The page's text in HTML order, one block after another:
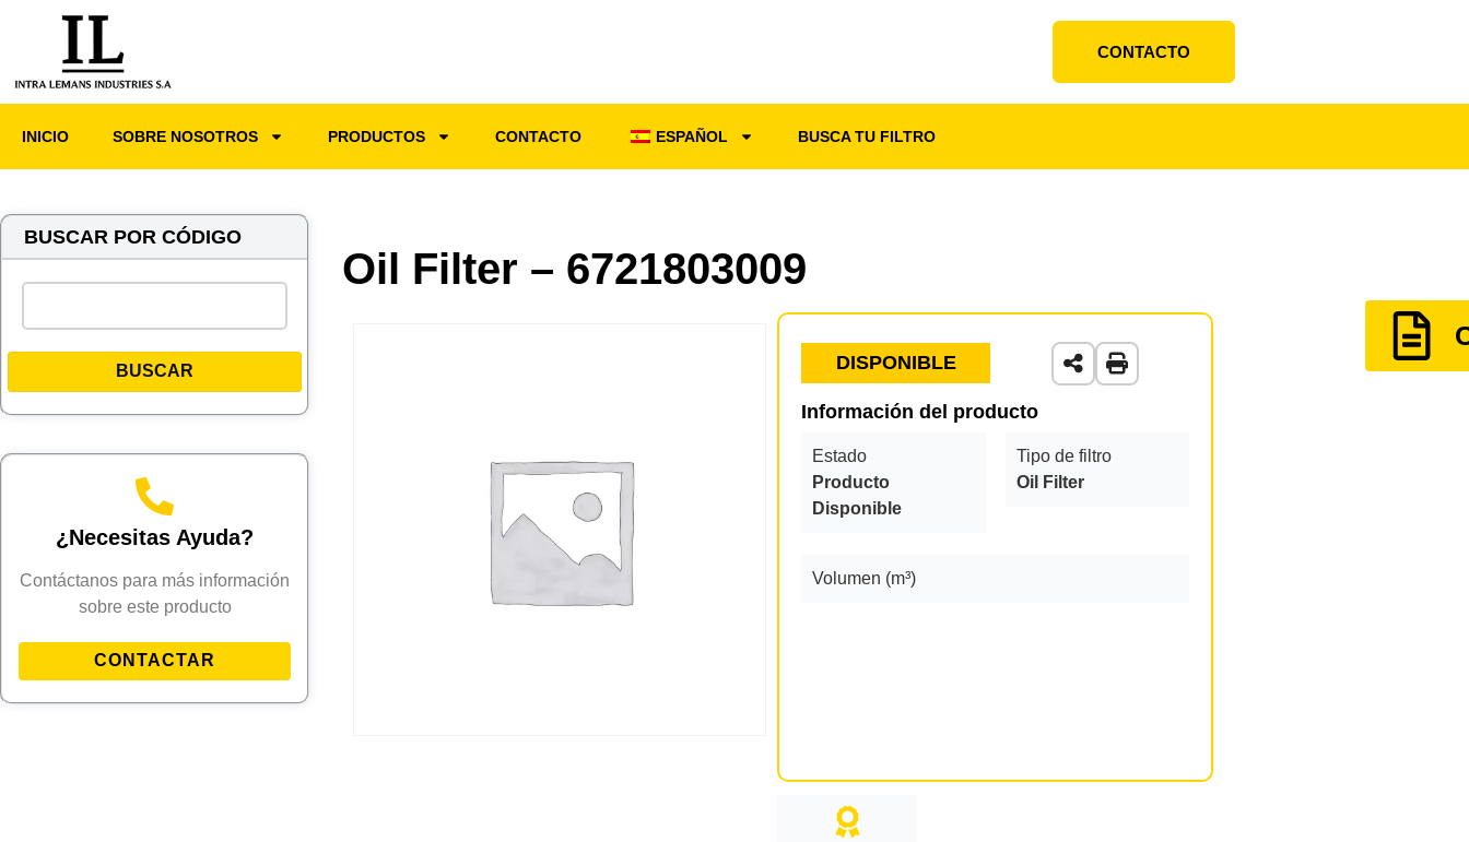
CONTACTO
INICIO SOBRE NOSOTROS PRODUCTOS CONTACTO ESPAÑOL BUSCA TU FILTRO
BUSCAR POR CÓDIGO
BUSCAR
¿Necesitas Ayuda?
Contáctanos para más información
sobre este producto
CONTACTAR
Oil Filter – 6721803009
DISPONIBLE
Información del producto
Estado
Producto
Disponible
Tipo de filtro
Oil Filter
Volumen (m³)